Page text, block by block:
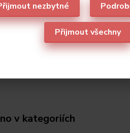
Lormar
v kategoriích
nezbytné
Přijmout všechny